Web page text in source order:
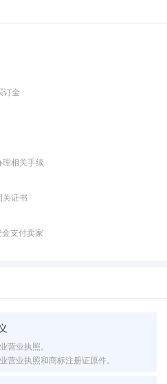
订金
相关手续
证书
支付卖家
营业执照。
营业执照和商标注册证原件。